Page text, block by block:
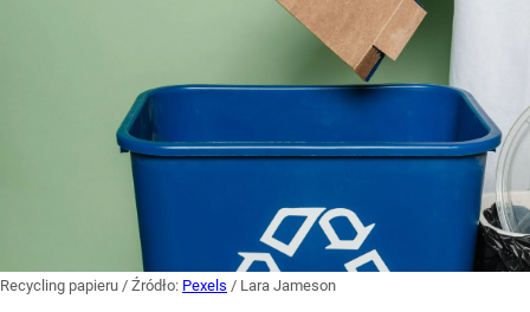
Recycling papieru / Źródło: Pexels / Lara Jameson